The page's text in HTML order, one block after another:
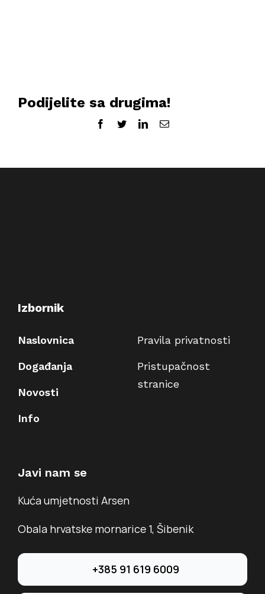
Podijelite sa drugima!
Facebook
TwitterLinkedInEmail:
Izbornik
Naslovnica
Događanja
Novosti
Info
Pravila privatnosti
Pristupačnost
stranice
Javi nam se
Kuća umjetnosti Arsen
Obala hrvatske mornarice 1, Šibenik
+385 91 619 6009